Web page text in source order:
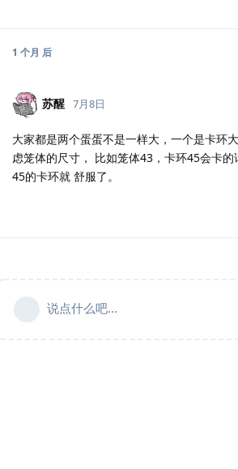
1 个月 后
苏醒 7月8日
大家都是两个蛋蛋不是一样大，一个是卡环
虑笼体的尺寸， 比如笼体43，卡环45会卡的
45的卡环就 舒服了。
说点什么吧...